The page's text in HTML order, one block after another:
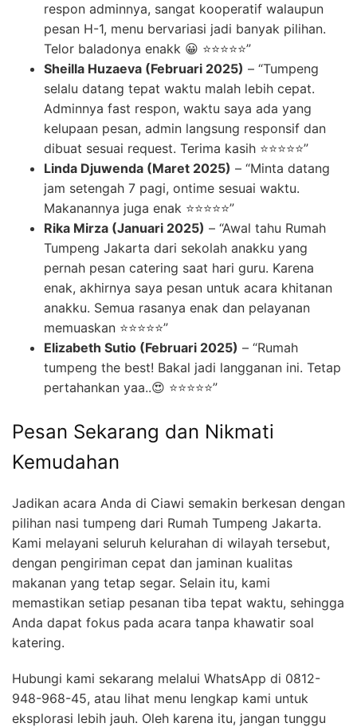
respon adminnya, sangat kooperatif walaupun
pesan H-1, menu bervariasi jadi banyak pilihan.
Telor baladonya enakk 😀 ⭐⭐⭐⭐⭐”
Sheilla Huzaeva (Februari 2025) – “Tumpeng
selalu datang tepat waktu malah lebih cepat.
Adminnya fast respon, waktu saya ada yang
kelupaan pesan, admin langsung responsif dan
dibuat sesuai request. Terima kasih ⭐⭐⭐⭐⭐”
Linda Djuwenda (Maret 2025) – “Minta datang
jam setengah 7 pagi, ontime sesuai waktu.
Makanannya juga enak ⭐⭐⭐⭐⭐”
Rika Mirza (Januari 2025) – “Awal tahu Rumah
Tumpeng Jakarta dari sekolah anakku yang
pernah pesan catering saat hari guru. Karena
enak, akhirnya saya pesan untuk acara khitanan
anakku. Semua rasanya enak dan pelayanan
memuaskan ⭐⭐⭐⭐⭐”
Elizabeth Sutio (Februari 2025) – “Rumah
tumpeng the best! Bakal jadi langganan ini. Tetap
pertahankan yaa..😍 ⭐⭐⭐⭐⭐”
Pesan Sekarang dan Nikmati
Kemudahan
Jadikan acara Anda di Ciawi semakin berkesan dengan
pilihan nasi tumpeng dari Rumah Tumpeng Jakarta.
Kami melayani seluruh kelurahan di wilayah tersebut,
dengan pengiriman cepat dan jaminan kualitas
makanan yang tetap segar. Selain itu, kami
memastikan setiap pesanan tiba tepat waktu, sehingga
Anda dapat fokus pada acara tanpa khawatir soal
katering.
Hubungi kami sekarang melalui WhatsApp di 0812-
948-968-45, atau lihat menu lengkap kami untuk
eksplorasi lebih jauh. Oleh karena itu, jangan tunggu